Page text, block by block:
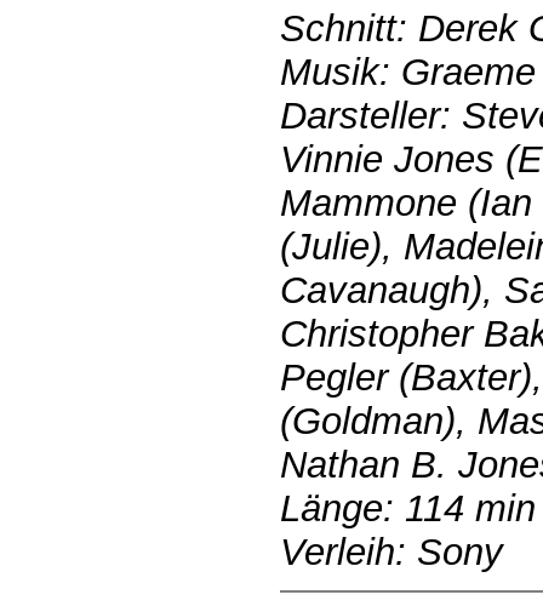
Schnitt: Derek
Musik:
Darsteller:
Vinnie Jones
Mammone
(Julie),
Cavanaugh),
Christopher
Pegler
(Goldman),
Nathan B.
Länge: 114 min
Verleih: Sony